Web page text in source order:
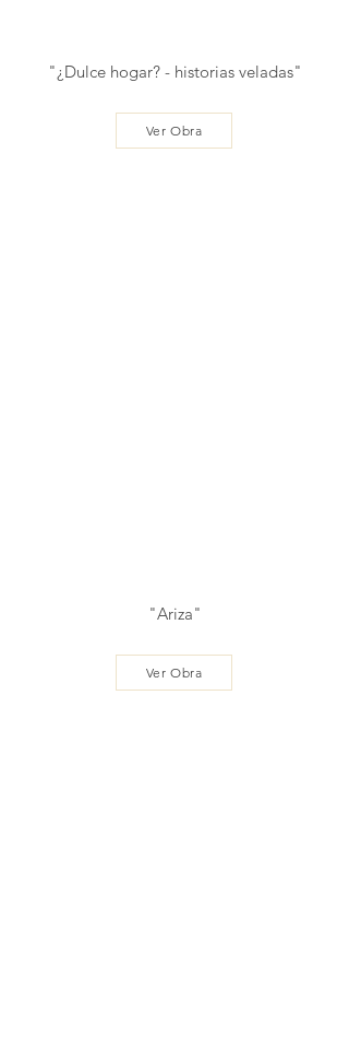
"¿Dulce hogar? - historias veladas"
Ver Obra
"Ariza"
Ver Obra